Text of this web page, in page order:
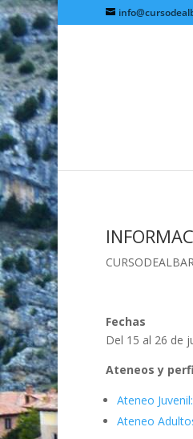
Fechas
Del 15 al 26 de
Ateneos y
Ateneo Juvenil:
Ateneo